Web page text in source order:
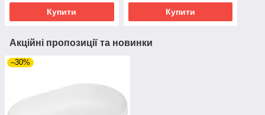
Купити Купити
Акційні пропозиції та новинки
–30%